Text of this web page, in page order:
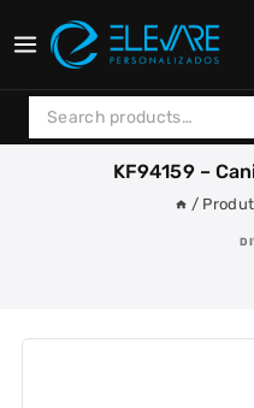
to
Search
for:
KF94159 –
/